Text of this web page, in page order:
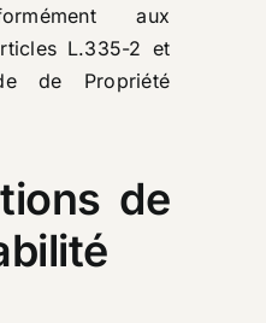
aux
L.335-2 et
de Propriété
de